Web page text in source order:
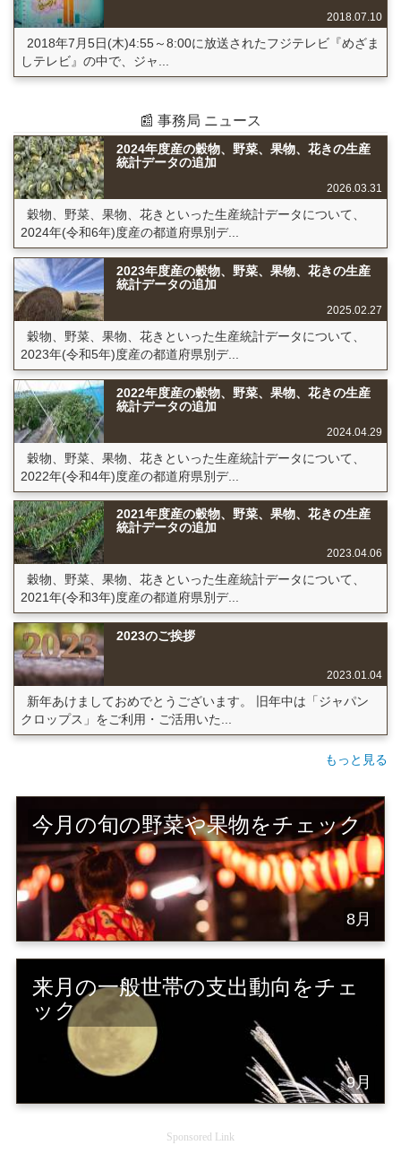
2018.07.10
2018年7月5日(木)4:55～8:00に放送されたフジテレビ『めざま
しテレビ』の中で、ジャ...
📰 事務局 ニュース
2024年度産の穀物、野菜、果物、花きの生産
統計データの追加
2026.03.31
穀物、野菜、果物、花きといった生産統計データについて、
2024年(令和6年)度産の都道府県別デ...
2023年度産の穀物、野菜、果物、花きの生産
統計データの追加
2025.02.27
穀物、野菜、果物、花きといった生産統計データについて、
2023年(令和5年)度産の都道府県別デ...
2022年度産の穀物、野菜、果物、花きの生産
統計データの追加
2024.04.29
穀物、野菜、果物、花きといった生産統計データについて、
2022年(令和4年)度産の都道府県別デ...
2021年度産の穀物、野菜、果物、花きの生産
統計データの追加
2023.04.06
穀物、野菜、果物、花きといった生産統計データについて、
2021年(令和3年)度産の都道府県別デ...
2023のご挨拶
2023.01.04
新年あけましておめでとうございます。 旧年中は「ジャパン
クロップス」をご利用・ご活用いた...
もっと見る
今月の旬の野菜や果物をチェック
8月
来月の一般世帯の支出動向をチェ
ック
9月
Sponsored Link